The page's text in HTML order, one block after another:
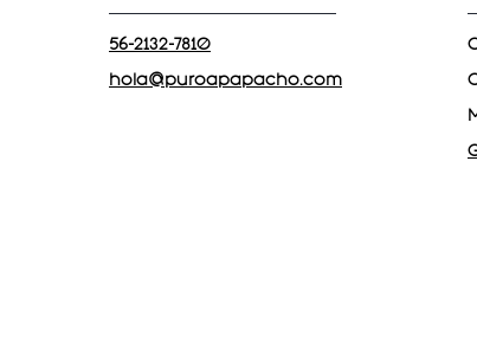
56-2132-7810
hola@puroapapacho.com